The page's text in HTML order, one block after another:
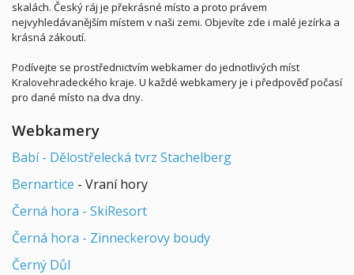
skalách. Český ráj je překrásné místo a proto právem
nejvyhledávanějším místem v naši zemi. Objevíte zde i malé jezírka a
krásná zákoutí.
Podívejte se prostřednictvím webkamer do jednotlivých míst
Kralovehradeckého kraje. U každé webkamery je i předpověď počasí
pro dané místo na dva dny.
Webkamery
Babí - Dělostřelecká tvrz Stachelberg
Bernartice - Vraní hory
Černá hora - SkiResort
Černá hora - Zinneckerovy boudy
Černý Důl